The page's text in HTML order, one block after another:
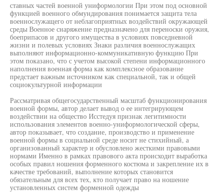
ставных частей военной униформологии При этом под основной
функцией военного обмундирования понимается защита тела
военнослужащего от неблагоприятных воздействий окружающей
среды Военное снаряжение предназначено для переноски оружия,
боеприпасов и другого имущества в условиях повседневной
жизни и полевых условиях Знаки различия военнослужащих
выполняют информационно-коммуникативную функцию При
этом показано, что с учетом высокой степени информационного
наполнения военная форма как комплексное образование
предстает важным источником как специальной, так и общей
социокультурной информации
Рассматривая общегосударственный масштаб функционирования
военной формы, автор делает вывод о ее интегрирующем
воздействии на общество Исстедуя признак легитимности
использования элементов военно-униформологической сферы,
автор показывает, что создание, производство и применение
военной формы в социальной среде носит не стихийный, а
организованный характер и обусловлено жесткими правовыми
нормами Именно в рамках правового акта происходит выработка
особых правил ношения форменного костюма и закрепление их в
качестве требований, выполнение которых становится
обязательным для всех тех, кто получает право на ношение
установленных систем форменной одежды